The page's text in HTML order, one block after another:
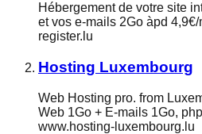
Hébergement de votre site
et vos e-mails 2Go àpd 4,9€/
register.lu
Hosting Luxembourg
Web Hosting pro. from
Web 1Go + E-mails 1Go,
www.hosting-luxembourg.lu